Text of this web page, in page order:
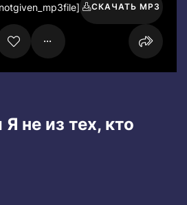
СКАЧАТЬ MP3
Я не из тех, кто